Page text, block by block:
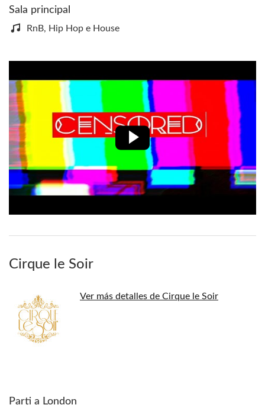
Sala principal
RnB, Hip Hop e House
Cirque le Soir
Ver más detalles de Cirque le Soir
Parti a London